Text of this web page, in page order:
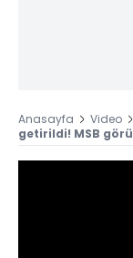
Anasayfa Video
getirildi! MSB